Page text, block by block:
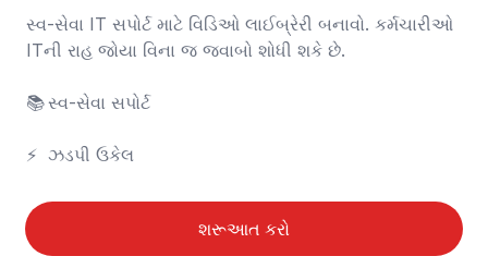
સ્વ-સેવા IT સપોર્ટ માટે વિડિઓ લાઈબ્રેરી બનાવો. કર્મચારીઓ
ITની રાહ જોયા વિના જ જવાબો શોધી શકે છે.
📚	સ્વ-સેવા સપોર્ટ
⚡	ઝડપી ઉકેલ
શરૂઆત કરો